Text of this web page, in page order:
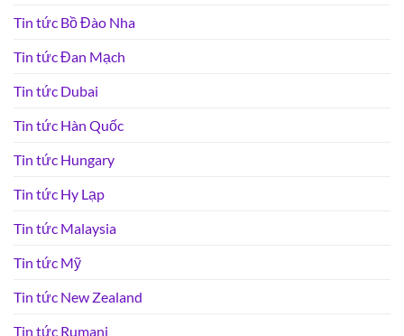
Tin tức Bồ Đào Nha
Tin tức Đan Mạch
Tin tức Dubai
Tin tức Hàn Quốc
Tin tức Hungary
Tin tức Hy Lạp
Tin tức Malaysia
Tin tức Mỹ
Tin tức New Zealand
Tin tức Rumani